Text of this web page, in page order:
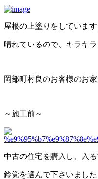
屋根の上塗りをしています
晴れているので、キラキ
岡部町村良のお客様のお
～施工前～
中古の住宅を購入し、入
鈴覚を選んで下さいました